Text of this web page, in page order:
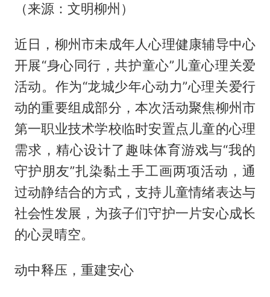
（来源：文明柳州）
近日，柳州市未成年人心理健康辅导中心
开展“身心同行，共护童心”儿童心理关爱
活动。作为“龙城少年心动力”心理关爱行
动的重要组成部分，本次活动聚焦柳州市
第一职业技术学校临时安置点儿童的心理
需求，精心设计了趣味体育游戏与“我的
守护朋友”扎染黏土手工画两项活动，通
过动静结合的方式，支持儿童情绪表达与
社会性发展，为孩子们守护一片安心成长
的心灵晴空。
动中释压，重建安心